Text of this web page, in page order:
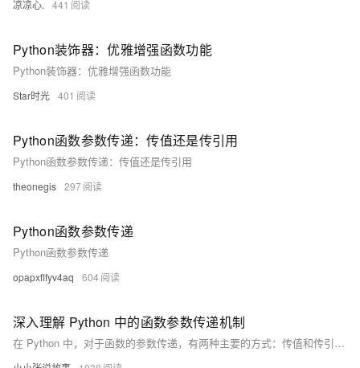
凉凉心. 441
Python装饰器：优雅增强函数功能
Python装饰器：优雅增强函数功能
Star时光 401
Python函数参数传递：传值还是传引用
Python函数参数传递：传值还是传引用
theonegis 297
Python函数参数传递
Python函数参数传递
opapxflfyv4aq 604
深入理解 Python 中的函数参数传递机制
在 Python 中，对于函数的参数传递，有两种主要的方式：传值和传引用。事实上，Python 的参数传递是一种“传对象引用”的方式。接下来的文章我们将详细介绍 Python 的函数参数传递机制，这对理解 Python 编程语言的底层实现以及优化你的代码都非常有帮助。